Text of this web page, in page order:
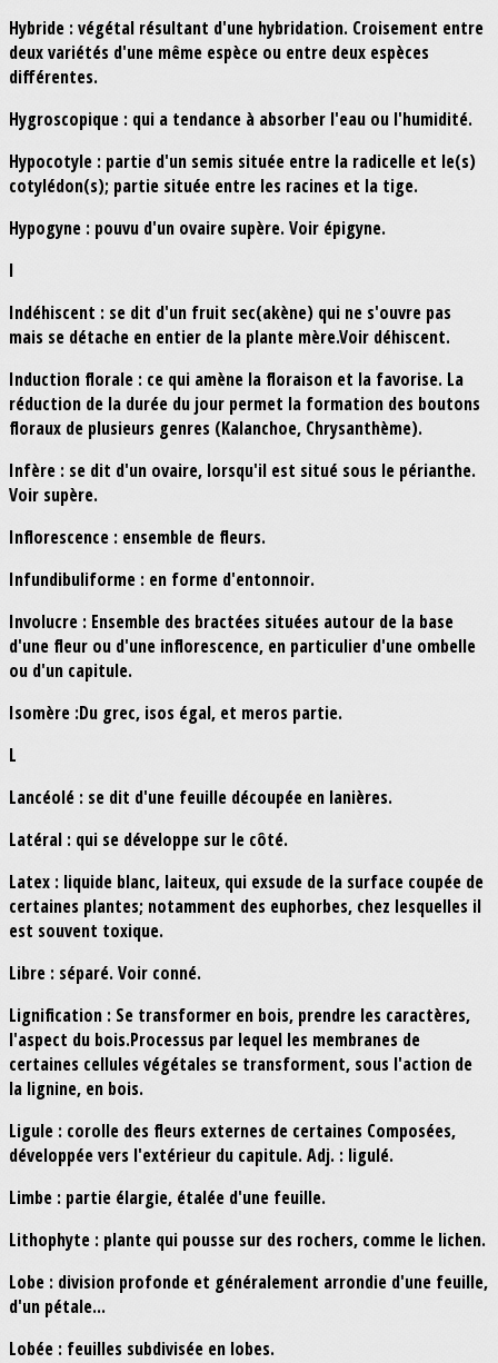
Hybride : végétal résultant d'une hybridation. Croisement entre
deux variétés d'une même espèce ou entre deux espèces
différentes.
Hygroscopique : qui a tendance à absorber l'eau ou l'humidité.
Hypocotyle : partie d'un semis située entre la radicelle et le(s)
cotylédon(s); partie située entre les racines et la tige.
Hypogyne : pouvu d'un ovaire supère. Voir épigyne.
I
Indéhiscent : se dit d'un fruit sec(akène) qui ne s'ouvre pas
mais se détache en entier de la plante mère.Voir déhiscent.
Induction florale : ce qui amène la floraison et la favorise. La
réduction de la durée du jour permet la formation des boutons
floraux de plusieurs genres (Kalanchoe, Chrysanthème).
Infère : se dit d'un ovaire, lorsqu'il est situé sous le périanthe.
Voir supère.
Inflorescence : ensemble de fleurs.
Infundibuliforme : en forme d'entonnoir.
Involucre : Ensemble des bractées situées autour de la base
d'une fleur ou d'une inflorescence, en particulier d'une ombelle
ou d'un capitule.
Isomère :Du grec, isos égal, et meros partie.
L
Lancéolé : se dit d'une feuille découpée en lanières.
Latéral : qui se développe sur le côté.
Latex : liquide blanc, laiteux, qui exsude de la surface coupée de
certaines plantes; notamment des euphorbes, chez lesquelles il
est souvent toxique.
Libre : séparé. Voir conné.
Lignification : Se transformer en bois, prendre les caractères,
l'aspect du bois.Processus par lequel les membranes de
certaines cellules végétales se transforment, sous l'action de
la lignine, en bois.
Ligule : corolle des fleurs externes de certaines Composées,
développée vers l'extérieur du capitule. Adj. : ligulé.
Limbe : partie élargie, étalée d'une feuille.
Lithophyte : plante qui pousse sur des rochers, comme le lichen.
Lobe : division profonde et généralement arrondie d'une feuille,
d'un pétale...
Lobée : feuilles subdivisée en lobes.